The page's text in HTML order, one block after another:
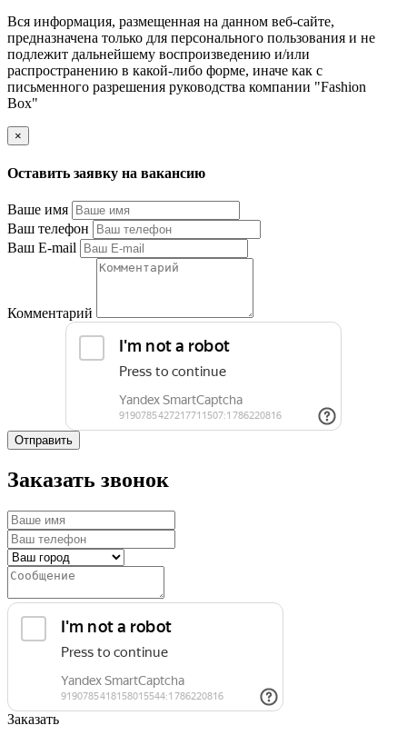
Вся информация, размещенная на данном веб-сайте,
предназначена только для персонального пользования и не
подлежит дальнейшему воспроизведению и/или
распространению в какой-либо форме, иначе как с
письменного разрешения руководства компании "Fashion
Box"
×
Оставить заявку на вакансию
Ваше имя
Ваш телефон
Ваш E-mail
Комментарий
Отправить
Заказать звонок
Заказать